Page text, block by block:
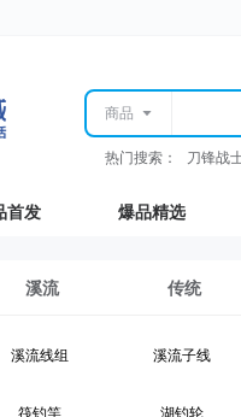
商品
热门搜索： 刀锋战
首发 爆品精选
溪流 传统
溪流线组 溪流子线
筏钓竿 湖钓轮